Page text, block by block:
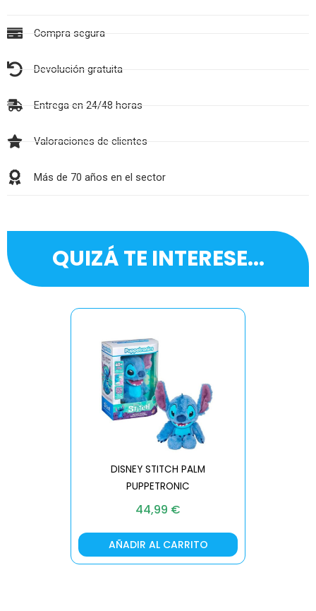
Compra segura
Devolución gratuita
Entrega en 24/48 horas
Valoraciones de clientes
Más de 70 años en el sector
QUIZÁ TE INTERESE...
DISNEY STITCH PALM
PUPPETRONIC
44,99 €
AÑADIR AL CARRITO